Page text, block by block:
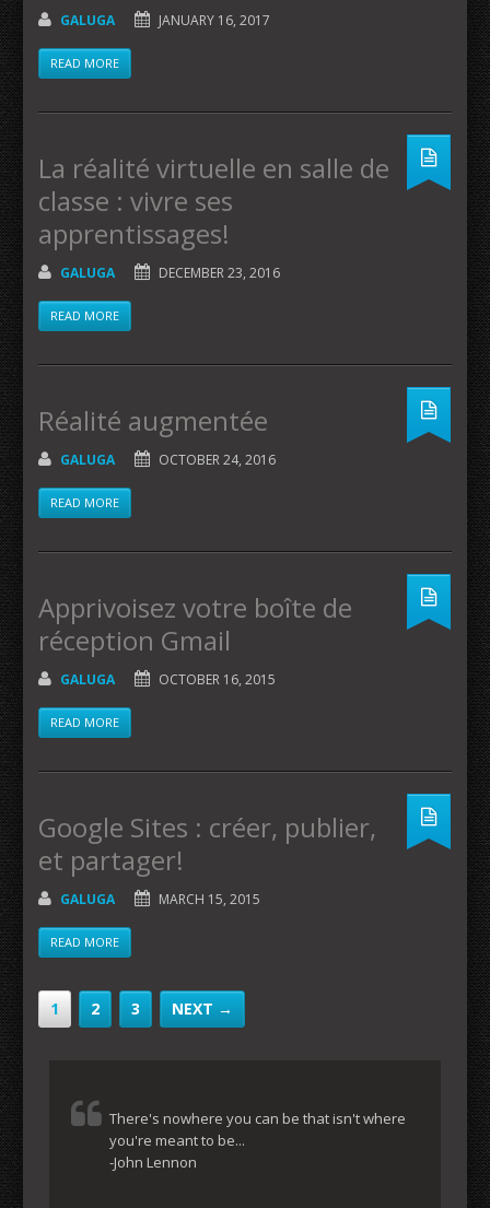
GALUGA JANUARY 16, 2017
READ MORE
La réalité virtuelle en salle de
classe : vivre ses
apprentissages!
GALUGA DECEMBER 23, 2016
READ MORE
Réalité augmentée
GALUGA OCTOBER 24, 2016
READ MORE
Apprivoisez votre boîte de
réception Gmail
GALUGA OCTOBER 16, 2015
READ MORE
Google Sites : créer, publier,
et partager!
GALUGA MARCH 15, 2015
READ MORE
1 2 3 NEXT →
There's nowhere you can be that isn't where
you're meant to be...
-John Lennon